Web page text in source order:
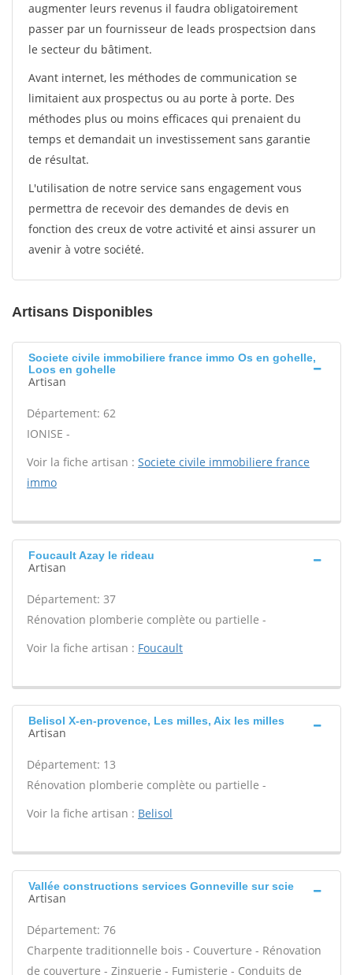
augmenter leurs revenus il faudra obligatoirement
passer par un fournisseur de leads prospectsion dans
le secteur du bâtiment.
Avant internet, les méthodes de communication se
limitaient aux prospectus ou au porte à porte. Des
méthodes plus ou moins efficaces qui prenaient du
temps et demandait un investissement sans garantie
de résultat.
L'utilisation de notre service sans engagement vous
permettra de recevoir des demandes de devis en
fonction des creux de votre activité et ainsi assurer un
avenir à votre société.
Artisans Disponibles
Societe civile immobiliere france immo Os en gohelle,
Loos en gohelle
Artisan
Département: 62
IONISE -
Voir la fiche artisan : Societe civile immobiliere france
immo
Foucault Azay le rideau
Artisan
Département: 37
Rénovation plomberie complète ou partielle -
Voir la fiche artisan : Foucault
Belisol X-en-provence, Les milles, Aix les milles
Artisan
Département: 13
Rénovation plomberie complète ou partielle -
Voir la fiche artisan : Belisol
Vallée constructions services Gonneville sur scie
Artisan
Département: 76
Charpente traditionnelle bois - Couverture - Rénovation
de couverture - Zinguerie - Fumisterie - Conduits de